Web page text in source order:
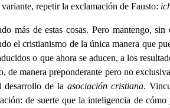
repetir la exclamación de Fausto:
más de estas cosas. Pero mantengo,
el cristianismo de la única manera que
o que ahora se aducen, a los
de manera preponderante pero no
de la asociación cristiana.
de suerte que la inteligencia de